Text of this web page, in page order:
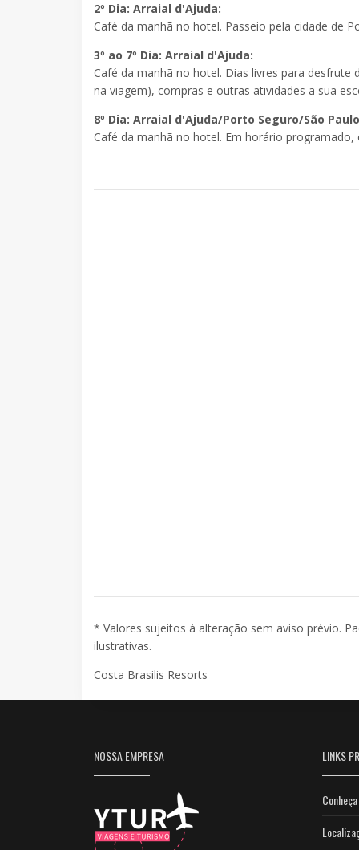
2º Dia: Arraial d'Ajuda:
Café da manhã no hotel. Passeio pela cidade de
3º ao 7º Dia: Arraial d'Ajuda:
Café da manhã no hotel. Dias livres para
na viagem), compras e outras atividades a sua
8º Dia: Arraial d'Ajuda/Porto Seguro/São
Café da manhã no hotel. Em horário
* Valores sujeitos à alteração sem aviso prévio.
ilustrativas.
Costa Brasilis Resorts
NOSSA EMPRESA LINKS